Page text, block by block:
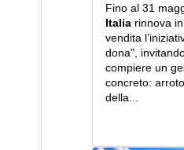
Fino al 31
Italia rinnova
vendita
dona",
compiere un
concreto:
della...